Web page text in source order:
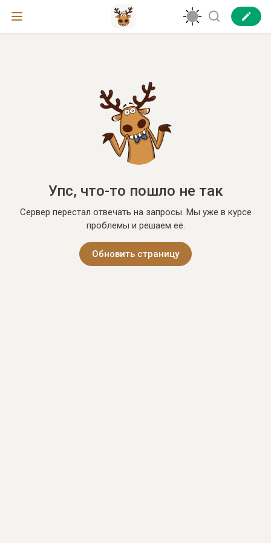
Упс, что-то пошло не так
Сервер перестал отвечать на запросы. Мы уже в курсе
проблемы и решаем её.
Обновить страницу